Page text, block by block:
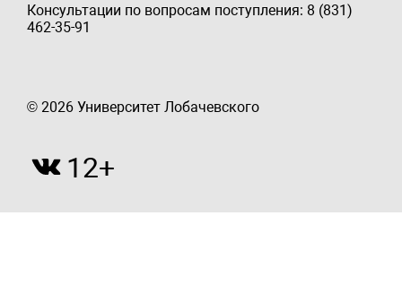
Консультации по вопросам поступления: 8 (831)
462-35-91
© 2026 Университет Лобачевского
12+